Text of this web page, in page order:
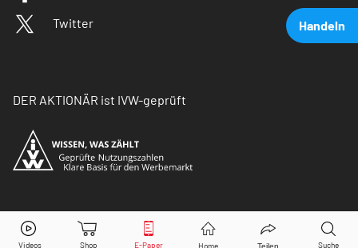
Handeln
BASF Aktie jetzt handeln?
Twitter
DER AKTIONÄR ist IVW-geprüft
© Copyright 2026 Börsenmedien AG. Alle Rechte